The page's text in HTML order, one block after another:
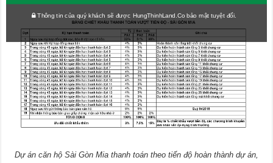
Dự án căn hộ Sài Gòn Mia thanh toán theo tiến độ hoàn thành dự án,
Thông tin của quý khách sẽ được HungThinhLand.Co bảo mật tuyệt đối.